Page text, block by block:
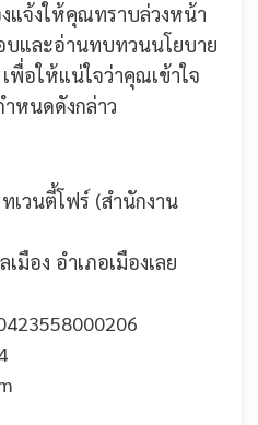
แจ้งให้คุณทราบล่วงหน้า
และอ่านทบทวนนโยบาย
พื่อให้แน่ใจว่าคุณเข้าใจ
หนดดังกล่าว
เวนตี้โฟร์ (สำนักงาน
มือง อำเภอเมืองเลย